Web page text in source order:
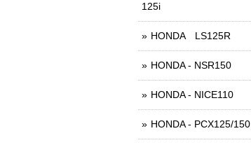
125i
HONDA LS125R
HONDA - NSR150
HONDA - NICE110
HONDA - PCX125/150